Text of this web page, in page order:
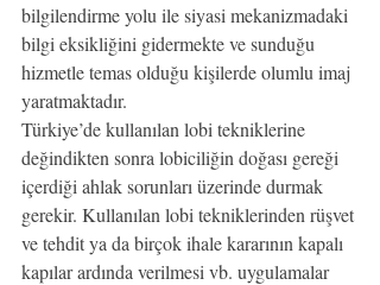
bilgilendirme yolu ile siyasi mekanizmadaki
bilgi eksikliğini gidermekte ve sunduğu
hizmetle temas olduğu kişilerde olumlu imaj
yaratmaktadır.
Türkiye’de kullanılan lobi tekniklerine
değindikten sonra lobiciliğin doğası gereği
içerdiği ahlak sorunları üzerinde durmak
gerekir. Kullanılan lobi tekniklerinden rüşvet
ve tehdit ya da birçok ihale kararının kapalı
kapılar ardında verilmesi vb. uygulamalar